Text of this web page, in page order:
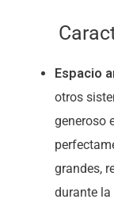
Espacio
otros
generoso
grandes,
durante